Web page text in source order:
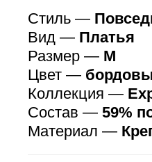
Стиль —
Вид — Платья
Размер — M
Цвет —
Коллекция —
Состав — 59%
Материал —